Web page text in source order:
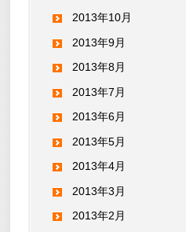
2013年10月
2013年9月
2013年8月
2013年7月
2013年6月
2013年5月
2013年4月
2013年3月
2013年2月